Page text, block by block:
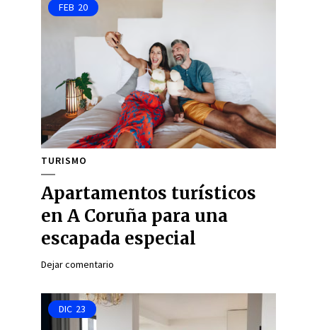
FEB 20
TURISMO
Apartamentos turísticos
en A Coruña para una
escapada especial
Dejar comentario
DIC 23